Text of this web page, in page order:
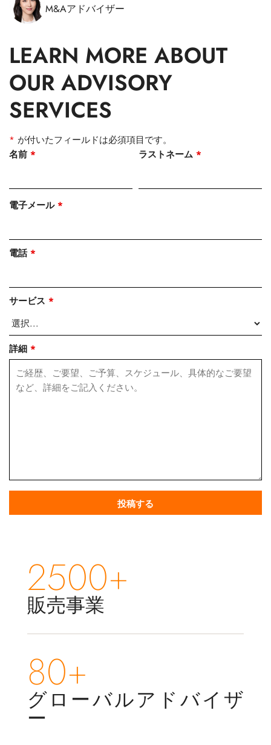
M&Aアドバイザー
LEARN MORE ABOUT
OUR ADVISORY
SERVICES
* が付いたフィールドは必須項目です。
名前 * ラストネーム *
電子メール *
電話 *
サービス *
詳細 *
2500+
販売事業
80+
グローバルアドバイザ
ー